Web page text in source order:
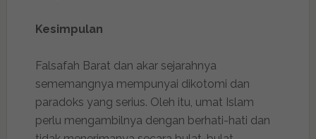
Kesimpulan
Falsafah Barat dan akar sejarahnya
sememangnya mempunyai dikotomi dan
paradoks yang serius. Oleh itu, umat Islam
perlu mengambilnya dengan berhati-hati dan